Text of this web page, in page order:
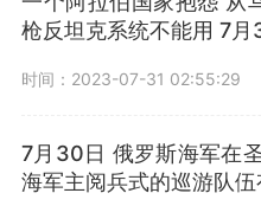
枪反坦克系统不能用 7
时间：2023-07-31 02:55:29
7月30日 俄罗斯海军在
海军主阅兵式的巡游队